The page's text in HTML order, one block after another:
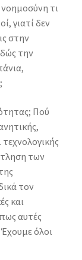
νοημοσύνη τι
γιατί δεν
στην
την
Πού
τεχνολογικής
των
τον
και
αυτές
Έχουμε όλοι